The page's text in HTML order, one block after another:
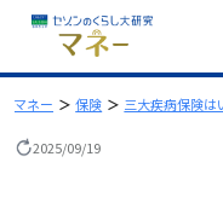
容
をマネー 保険 三大疾病保険は
2025/09/19